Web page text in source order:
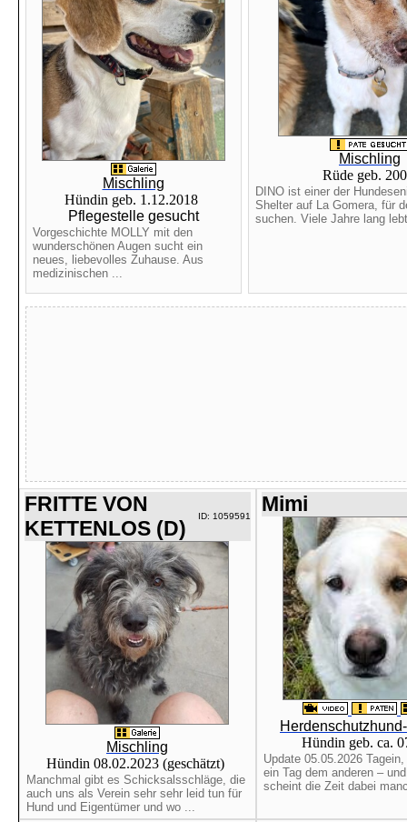
Mischling
Hündin geb. 1.12.2018
Pflegestelle gesucht
Vorgeschichte MOLLY mit den
wunderschönen Augen sucht ein
neues, liebevolles Zuhause. Aus
medizinischen ...
Mischling
Rüde geb.
DINO ist einer der
Shelter auf La Gomera, für
suchen. Viele Jahre lang
FRITTE VON
KETTENLOS (D)
ID: 1059591
Mischling
Hündin 08.02.2023 (geschätzt)
Manchmal gibt es Schicksalsschläge, die
auch uns als Verein sehr sehr leid tun für
Hund und Eigentümer und wo ...
Mimi
Hündin geb. ca.
Update 05.05.2026
ein Tag dem anderen –
scheint die Zeit dabei